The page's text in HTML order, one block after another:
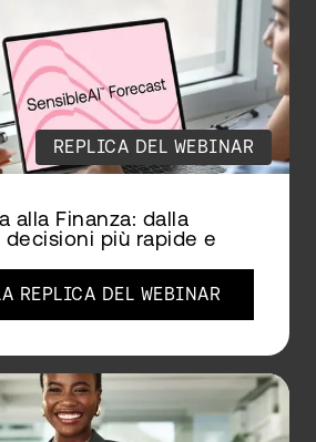
REPLICA DEL WEBINAR
alla Finanza: dalla
decisioni più rapide e
REPLICA DEL WEBINAR